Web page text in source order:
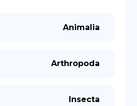
Animalia
Arthropoda
Insecta